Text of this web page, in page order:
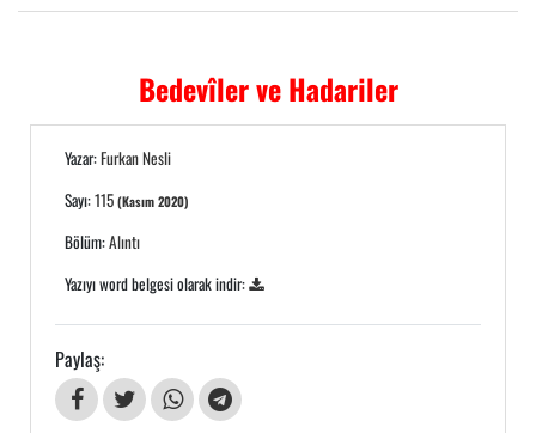
Bedevîler ve Hadariler
Yazar:Furkan Nesli
Sayı:115(Kasım 2020)
Bölüm:Alıntı
Yazıyı word belgesi olarak indir:
Paylaş: